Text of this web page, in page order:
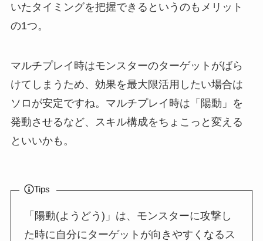
いたタイミングを把握できるというのもメリット
の1つ。
マルチプレイ時はモンスターのターゲットがばら
けてしまうため、効果を最大限活用したい場合は
ソロが安定ですね。マルチプレイ時は「陽動」を
発動させるなど、スキル構成をちょこっと変える
といいかも。
Tips
「陽動(ようどう)」は、モンスターに攻撃し
た時に自分にターゲットが向きやすくなるス